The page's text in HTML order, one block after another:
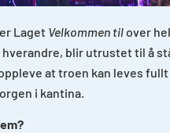
Laget Velkommen til over
hverandre, blir utrustet til å
at troen kan leves
i kantina.